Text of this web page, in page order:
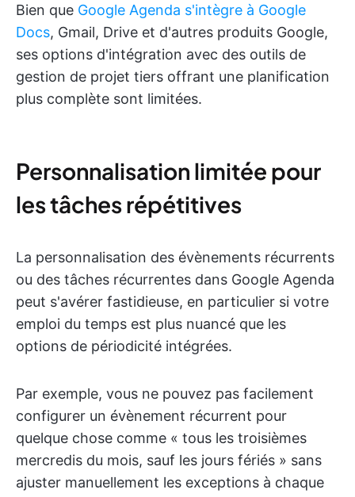
Bien que Google Agenda s'intègre à Google
Docs, Gmail, Drive et d'autres produits Google,
ses options d'intégration avec des outils de
gestion de projet tiers offrant une planification
plus complète sont limitées.
Personnalisation limitée pour
les tâches répétitives
La personnalisation des évènements récurrents
ou des tâches récurrentes dans Google Agenda
peut s'avérer fastidieuse, en particulier si votre
emploi du temps est plus nuancé que les
options de périodicité intégrées.
Par exemple, vous ne pouvez pas facilement
configurer un évènement récurrent pour
quelque chose comme « tous les troisièmes
mercredis du mois, sauf les jours fériés » sans
ajuster manuellement les exceptions à chaque